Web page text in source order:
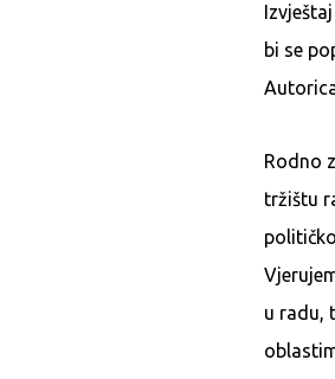
bi se
Rodno
tržištu
u radu,